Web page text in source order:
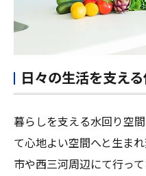
日々の生活を支え
暮らしを支える水回り空
て心地よい空間へと生ま
市や西三河周辺にて行っ